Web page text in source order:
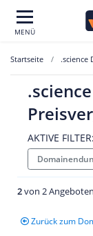
MENÜ
Startseite .science
AKTIVE FILTER:
2von 2
Zurück zum